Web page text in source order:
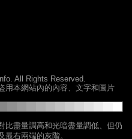
All Rights Reserved.
用本網站內的內容、文字和圖片
比盡量調高和光暗盡量調低、但仍
最右兩端的灰階。